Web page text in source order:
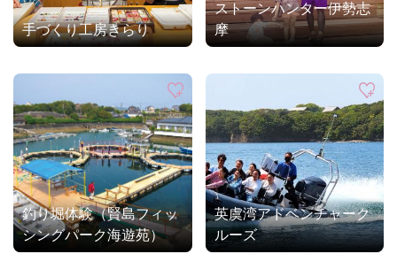
手づくり工房きらり
ストーンハンター伊勢志
摩
釣り堀体験（賢島フィッ
シングパーク海遊苑）
英虞湾アドベンチャーク
ルーズ